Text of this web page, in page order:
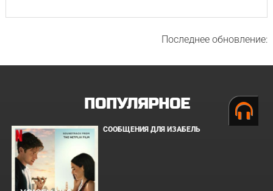
Последнее обновление:
ПОПУЛЯРНОЕ
СООБЩЕНИЯ ДЛЯ ИЗАБЕЛЬ